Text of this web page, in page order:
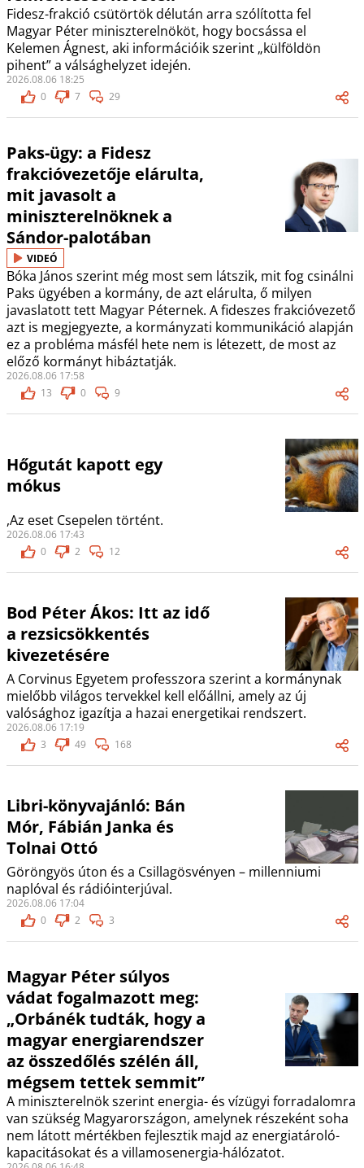
Fidesz-frakció csütörtök délután arra szólította fel
Magyar Péter miniszterelnököt, hogy bocsássa el
Kelemen Ágnest, aki információik szerint „külföldön
pihent” a válsághelyzet idején.
2026.08.06 18:25
0
7 29
Paks-ügy: a Fidesz
frakcióvezetője elárulta,
mit javasolt a
miniszterelnöknek a
Sándor-palotában
VIDEÓ
Bóka János szerint még most sem látszik, mit fog csinálni
Paks ügyében a kormány, de azt elárulta, ő milyen
javaslatott tett Magyar Péternek. A fideszes frakcióvezető
azt is megjegyezte, a kormányzati kommunikáció alapján
ez a probléma másfél hete nem is létezett, de most az
előző kormányt hibáztatják.
2026.08.06 17:58
13
0 9
Hőgutát kapott egy
mókus
,Az eset Csepelen történt.
2026.08.06 17:43
0
2 12
Bod Péter Ákos: Itt az idő
a rezsicsökkentés
kivezetésére
A Corvinus Egyetem professzora szerint a kormánynak
mielőbb világos tervekkel kell előállni, amely az új
valósághoz igazítja a hazai energetikai rendszert.
2026.08.06 17:19
3
49 168
Libri-könyvajánló: Bán
Mór, Fábián Janka és
Tolnai Ottó
Göröngyös úton és a Csillagösvényen – millenniumi
naplóval és rádióinterjúval.
2026.08.06 17:04
0
2 3
Magyar Péter súlyos
vádat fogalmazott meg:
„Orbánék tudták, hogy a
magyar energiarendszer
az összedőlés szélén áll,
mégsem tettek semmit”
A miniszterelnök szerint energia- és vízügyi forradalomra
van szükség Magyarországon, amelynek részeként soha
nem látott mértékben fejlesztik majd az energiatároló-
kapacitásokat és a villamosenergia-hálózatot.